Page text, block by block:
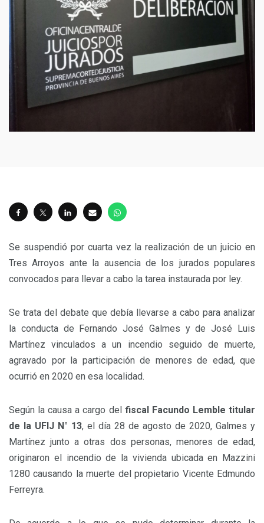
Se suspendió por cuarta vez la realización de un juicio en
Tres Arroyos ante la ausencia de los jurados populares
convocados para llevar a cabo la tarea instaurada por ley.
Se trata del debate que debía llevarse a cabo para analizar
la conducta de Fernando José Galmes y de José Luis
Martínez vinculados a un incendio seguido de muerte,
agravado por la participación de menores de edad, que
ocurrió en 2020 en esa localidad.
Según la causa a cargo del fiscal Facundo Lemble titular
de la UFIJ N° 13, el día 28 de agosto de 2020, Galmes y
Martínez junto a otras dos personas, menores de edad,
originaron el incendio de la vivienda ubicada en Mazzini
1280 causando la muerte del propietario Vicente Edmundo
Ferreyra.